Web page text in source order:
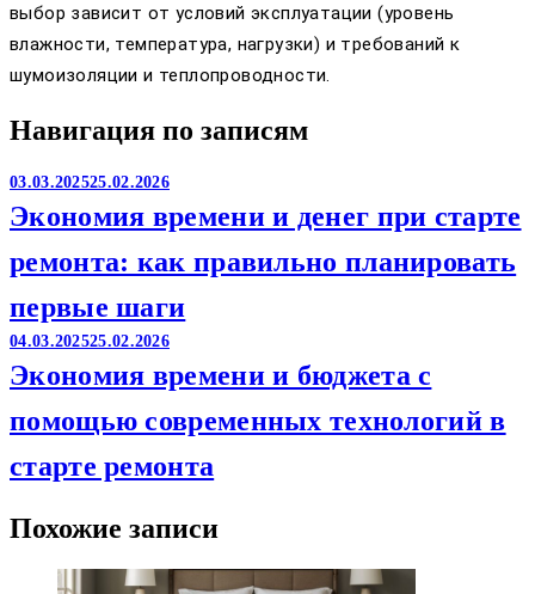
выбор зависит от условий эксплуатации (уровень
влажности, температура, нагрузки) и требований к
шумоизоляции и теплопроводности.
Навигация по записям
03.03.202525.02.2026
Экономия времени и денег при старте
ремонта: как правильно планировать
первые шаги
04.03.202525.02.2026
Экономия времени и бюджета с
помощью современных технологий в
старте ремонта
Похожие записи